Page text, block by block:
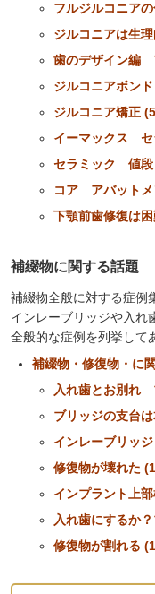
フルジルコニア
ジルコニアは生
歯のデザイン編
ジルコニアボン
ジルコニア矯正
イーマックス セ
セラミック 値段
コア アバット
下顎前歯修復は
補綴物に関する話題
補綴物全般に対する症例
インレーブリッジや入れ
全般的な症例を列挙して
補綴物・修復物・に
入れ歯とお別れ
ブリッジの支台
インレーブリッ
修復物が壊れた
インプラント上
入れ歯にするか
修復物が割れる